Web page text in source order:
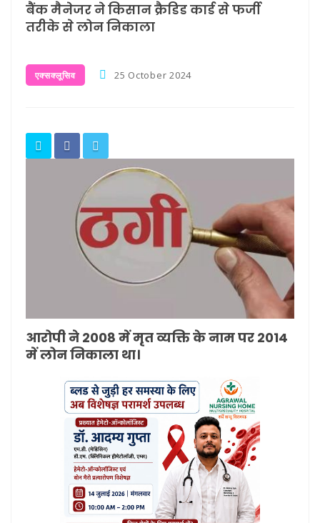
बैंक मैनेजर ने किसान क्रैडिड कार्ड से फर्जी
तरीके से लोन निकाला
एक्सक्लूसिव 25 October 2024
आरोपी ने 2008 में मृत व्यक्ति के नाम पर 2014
में लोन निकाला था।